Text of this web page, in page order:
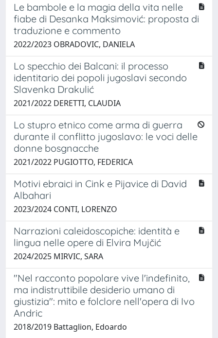
Le bambole e la magia della vita nelle
fiabe di Desanka Maksimović: proposta di
traduzione e commento
2022/2023 OBRADOVIC, DANIELA
Lo specchio dei Balcani: il processo
identitario dei popoli jugoslavi secondo
Slavenka Drakulić
2021/2022 DERETTI, CLAUDIA
Lo stupro etnico come arma di guerra
durante il conflitto jugoslavo: le voci delle
donne bosgnacche
2021/2022 PUGIOTTO, FEDERICA
Motivi ebraici in Cink e Pijavice di David
Albahari
2023/2024 CONTI, LORENZO
Narrazioni caleidoscopiche: identità e
lingua nelle opere di Elvira Mujčić
2024/2025 MIRVIC, SARA
"Nel racconto popolare vive l'indefinito,
ma indistruttibile desiderio umano di
giustizia": mito e folclore nell'opera di Ivo
Andric
2018/2019 Battaglion, Edoardo